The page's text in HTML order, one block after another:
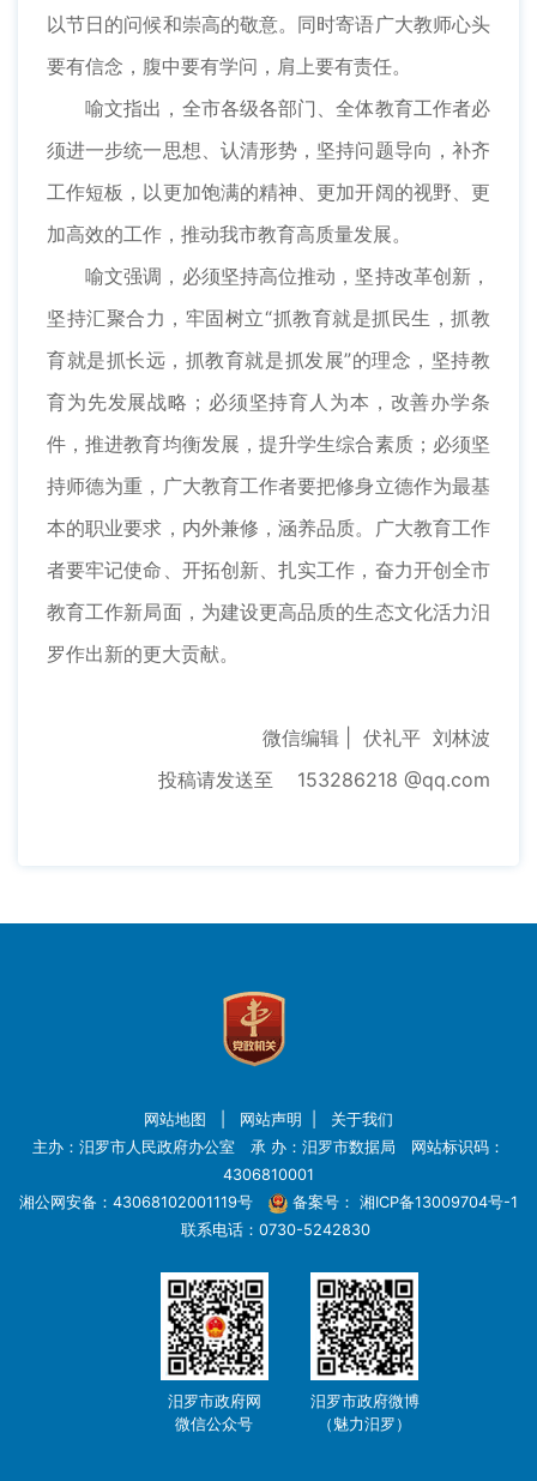
以节日的问候和崇高的敬意。同时寄语广大教师心头
要有信念，腹中要有学问，肩上要有责任。
喻文指出，全市各级各部门、全体教育工作者必
须进一步统一思想、认清形势，坚持问题导向，补齐
工作短板，以更加饱满的精神、更加开阔的视野、更
加高效的工作，推动我市教育高质量发展。
喻文强调，必须坚持高位推动，坚持改革创新，
坚持汇聚合力，牢固树立“抓教育就是抓民生，抓教
育就是抓长远，抓教育就是抓发展”的理念，坚持教
育为先发展战略；必须坚持育人为本，改善办学条
件，推进教育均衡发展，提升学生综合素质；必须坚
持师德为重，广大教育工作者要把修身立德作为最基
本的职业要求，内外兼修，涵养品质。广大教育工作
者要牢记使命、开拓创新、扎实工作，奋力开创全市
教育工作新局面，为建设更高品质的生态文化活力汨
罗作出新的更大贡献。
微信编辑 | 伏礼平 刘林波
投稿请发送至 153286218 @qq.com
网站地图 网站声明
关于我们
主办：汨罗市人民政府办公室 承 办：汨罗市数据局 网站标识码：
4306810001
湘公网安备：43068102001119号
备案号： 湘ICP备13009704号-1
联系电话：0730-5242830
汨罗市政府网
微信公众号
汨罗市政府微博
（魅力汨罗）